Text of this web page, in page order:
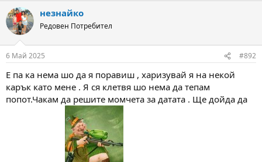
c
t
i
s
незнайко
Редовен Потребител
6 Май 2025 #892
Е па ка нема шо да я поравиш , харизувай я на некой
карък като мене . Я ся клетвя шо нема да тепам
попот.Чакам да решите момчета за датата . Ще дойда да